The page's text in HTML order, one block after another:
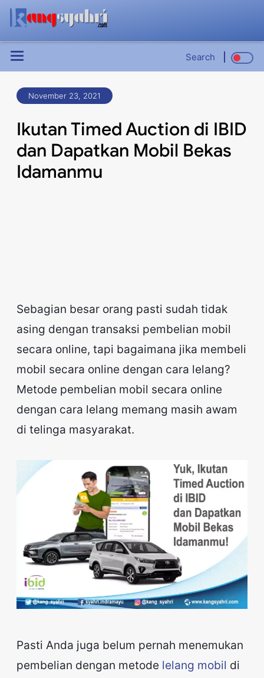
Search
November 23, 2021
Ikutan Timed Auction di IBID
dan Dapatkan Mobil Bekas
Idamanmu
Sebagian besar orang pasti sudah tidak
asing dengan transaksi pembelian mobil
secara online, tapi bagaimana jika membeli
mobil secara online dengan cara lelang?
Metode pembelian mobil secara online
dengan cara lelang memang masih awam
di telinga masyarakat.
Pasti Anda juga belum pernah menemukan
pembelian dengan metode lelang mobil di